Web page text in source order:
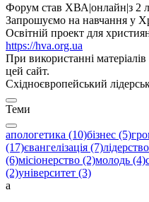
Форум став ХВА|онлайн|з 2
Запрошуємо на навчання у
Освітній проект для
https://hva.org.ua
При використанні
цей сайт.
Східноєвропейський
Теми
апологетика (10)бізнес (5)
(17)євангелізація (7)
(6)місіонерство (2)молодь (4)
(2)університет (3)
а